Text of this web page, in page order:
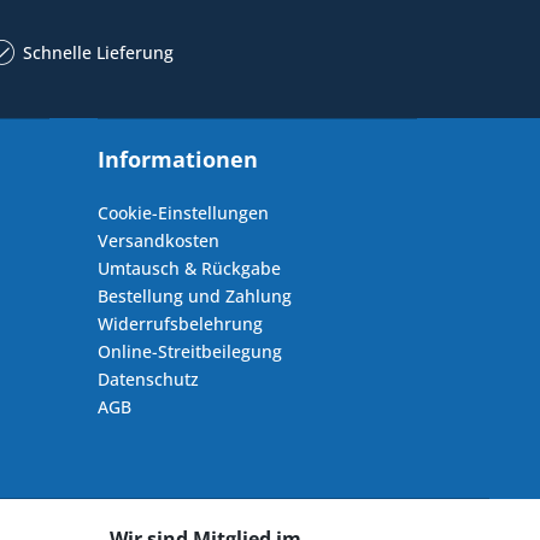
Schnelle Lieferung
Informationen
Cookie-Einstellungen
Versandkosten
Umtausch & Rückgabe
Bestellung und Zahlung
Widerrufsbelehrung
Online-Streitbeilegung
Datenschutz
AGB